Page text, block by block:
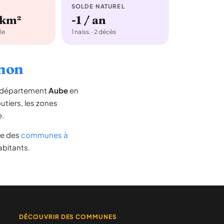
SOLDE NATUREL
-1 / an
1 naiss. · 2 décès
Aubeen
les zones
des communes à
DÉCOUVRIR DES COMMUNES